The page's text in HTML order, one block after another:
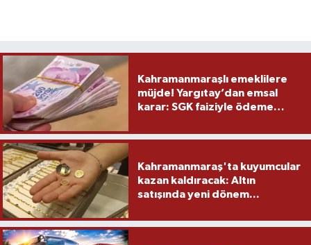
Kahramanmaraşlı emeklilere
müjde! Yargıtay’dan emsal
karar: SGK faiziyle ödeme
Kahramanmaraş'ta kuyumcular
kazan kaldıracak: Altın
satışında yeni dönem...